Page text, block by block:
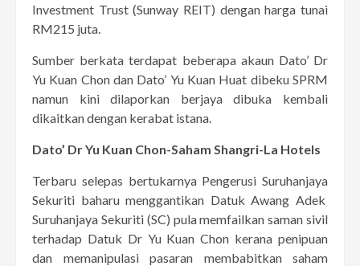
Investment Trust (Sunway REIT) dengan harga tunai
RM215 juta.
Sumber berkata terdapat beberapa akaun Dato’ Dr
Yu Kuan Chon dan Dato’ Yu Kuan Huat dibeku SPRM
namun kini dilaporkan berjaya dibuka kembali
dikaitkan dengan kerabat istana.
Dato’ Dr Yu Kuan Chon-Saham Shangri-La Hotels
Terbaru selepas bertukarnya Pengerusi Suruhanjaya
Sekuriti baharu menggantikan Datuk Awang Adek
Suruhanjaya Sekuriti (SC) pula memfailkan saman sivil
terhadap Datuk Dr Yu Kuan Chon kerana penipuan
dan memanipulasi pasaran membabitkan saham